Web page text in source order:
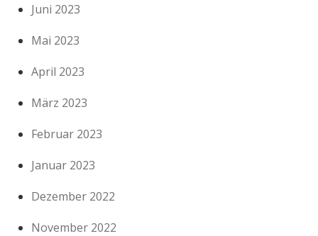
Juni 2023
Mai 2023
April 2023
März 2023
Februar 2023
Januar 2023
Dezember 2022
November 2022